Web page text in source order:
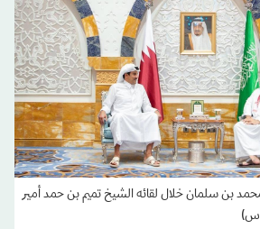
بن سلمان خلال لقائه الشيخ تميم بن حمد أمير